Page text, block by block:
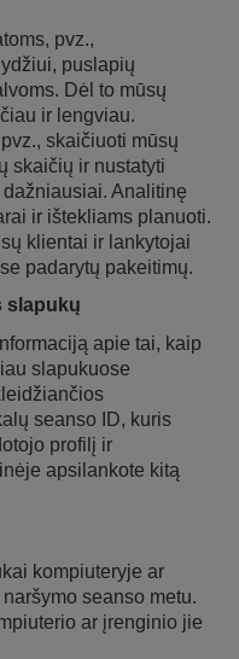
pvz.,
puslapių
Dėl to mūsų
ir lengviau.
skaičiuoti mūsų
skaičių ir nustatyti
Analitinę
ir ištekliams planuoti.
klientai ir lankytojai
padarytų pakeitimų.
slapukų
apie tai, kaip
slapukuose
seanso ID, kuris
profilį ir
apsilankote kitą
kompiuteryje ar
seanso metu.
ar įrenginio jie